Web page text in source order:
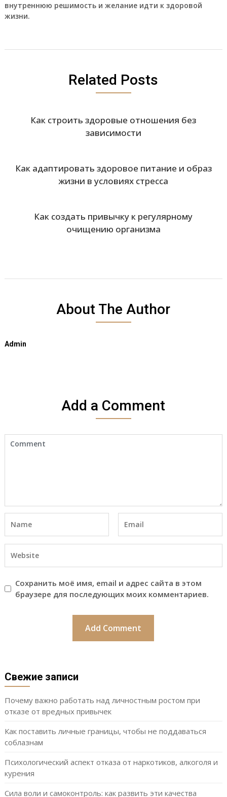
внутреннюю решимость и желание идти к здоровой
жизни.
Related Posts
Как строить здоровые отношения без
зависимости
Как адаптировать здоровое питание и образ
жизни в условиях стресса
Как создать привычку к регулярному
очищению организма
About The Author
Admin
Add a Comment
Сохранить моё имя, email и адрес сайта в этом
браузере для последующих моих комментариев.
Свежие записи
Почему важно работать над личностным ростом при
отказе от вредных привычек
Как поставить личные границы, чтобы не поддаваться
соблазнам
Психологический аспект отказа от наркотиков, алкоголя и
курения
Сила воли и самоконтроль: как развить эти качества